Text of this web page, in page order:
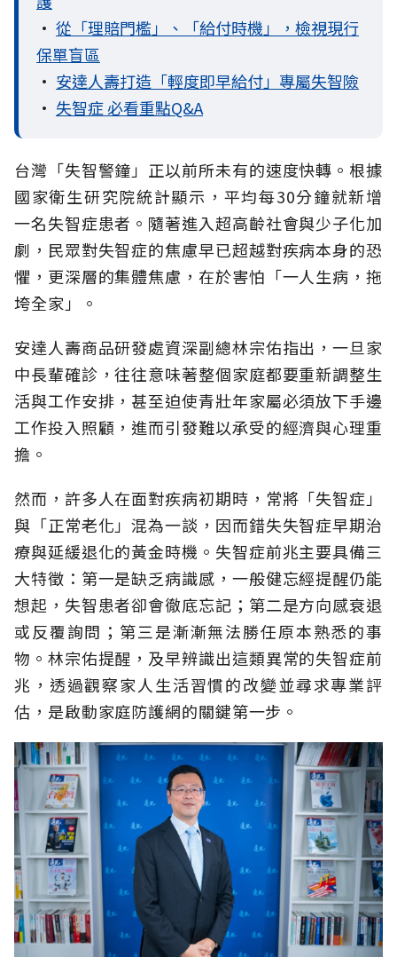
• 從「理賠門檻」、「給付時機」，檢視現行
保單盲區
• 安達人壽打造「輕度即早給付」專屬失智險
• 失智症 必看重點Q&A
台灣「失智警鐘」正以前所未有的速度快轉。根據
國家衛生研究院統計顯示，平均每30分鐘就新增
一名失智症患者。隨著進入超高齡社會與少子化加
劇，民眾對失智症的焦慮早已超越對疾病本身的恐
懼，更深層的集體焦慮，在於害怕「一人生病，拖
垮全家」。
安達人壽商品研發處資深副總林宗佑指出，一旦家
中長輩確診，往往意味著整個家庭都要重新調整生
活與工作安排，甚至迫使青壯年家屬必須放下手邊
工作投入照顧，進而引發難以承受的經濟與心理重
擔。
然而，許多人在面對疾病初期時，常將「失智症」
與「正常老化」混為一談，因而錯失失智症早期治
療與延緩退化的黃金時機。失智症前兆主要具備三
大特徵：第一是缺乏病識感，一般健忘經提醒仍能
想起，失智患者卻會徹底忘記；第二是方向感衰退
或反覆詢問；第三是漸漸無法勝任原本熟悉的事
物。林宗佑提醒，及早辨識出這類異常的失智症前
兆，透過觀察家人生活習慣的改變並尋求專業評
估，是啟動家庭防護網的關鍵第一步。